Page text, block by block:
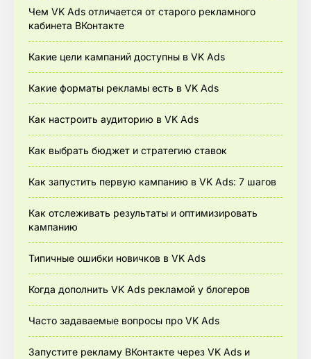
Чем VK Ads отличается от старого рекламного
кабинета ВКонтакте
Какие цели кампаний доступны в VK Ads
Какие форматы рекламы есть в VK Ads
Как настроить аудиторию в VK Ads
Как выбрать бюджет и стратегию ставок
Как запустить первую кампанию в VK Ads: 7 шагов
Как отслеживать результаты и оптимизировать
кампанию
Типичные ошибки новичков в VK Ads
Когда дополнить VK Ads рекламой у блогеров
Часто задаваемые вопросы про VK Ads
Запустите рекламу ВКонтакте через VK Ads и